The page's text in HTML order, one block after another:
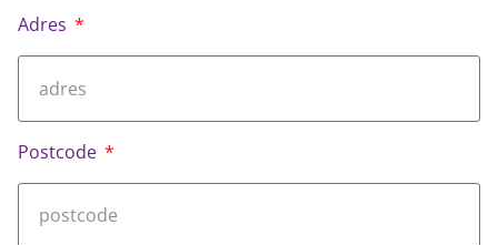
Adres
Postcode